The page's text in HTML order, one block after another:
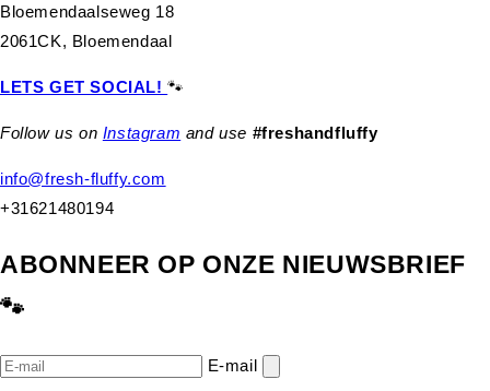
Bloemendaalseweg 18
2061CK, Bloemendaal
LETS GET SOCIAL!🐾
Follow us on Instagram and use #freshandfluffy
info@fresh-fluffy.com
+31621480194
ABONNEER OP ONZE NIEUWSBRIEF
🐾
E‑mail